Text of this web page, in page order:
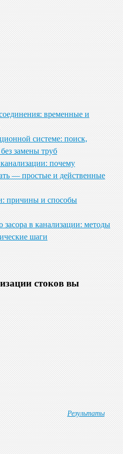
временные и
системе: поиск,
замены труб
почему
— простые и действенные
причины и способы
засора в канализации: методы
шаги
стоков вы
Результаты